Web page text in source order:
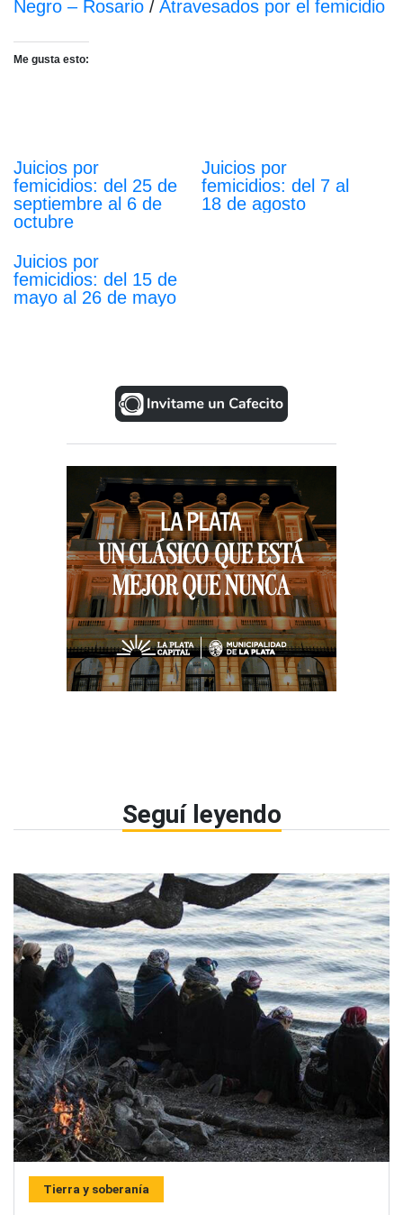
Negro – Rosario / Atravesados por el femicidio
Me gusta esto:
Juicios por
femicidios: del 25 de
septiembre al 6 de
octubre
Juicios por
femicidios: del 7 al
18 de agosto
Juicios por
femicidios: del 15 de
mayo al 26 de mayo
Seguí leyendo
Tierra y soberanía